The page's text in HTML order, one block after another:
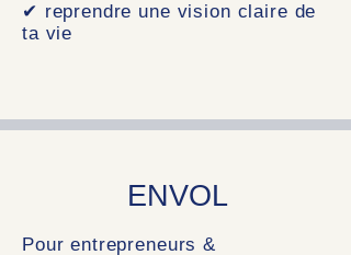
✔ reprendre une vision claire de
ta vie
ENVOL
Pour entrepreneurs &